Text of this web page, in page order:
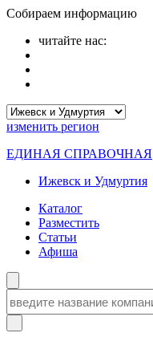
Собираем информацию
читайте нас:
изменить регион
ЕДИНАЯ СПРАВОЧНАЯ
Ижевск и Удмуртия
Каталог
Разместить
Статьи
Афиша